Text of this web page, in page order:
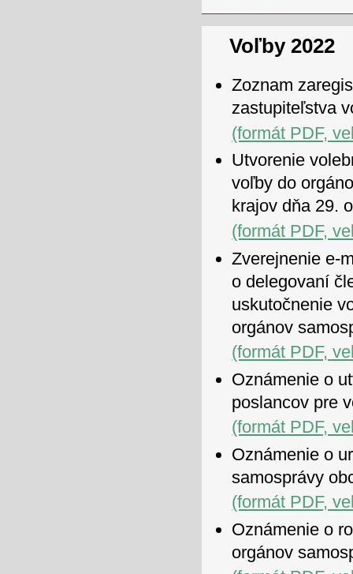
Voľby 2022
Zoznam
zastupiteľstva
(formát PDF,
Utvorenie
voľby do
krajov dňa 29.
(formát PDF,
Zverejnenie e-
o delegovaní
uskutočnenie
orgánov
(formát PDF,
Oznámenie o
poslancov pre
(formát PDF,
Oznámenie o
samosprávy
(formát PDF,
Oznámenie o
orgánov